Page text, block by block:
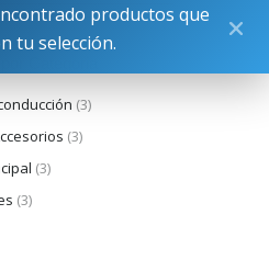
productos que
tu selección.
(3)
(3)
(3)
(3)